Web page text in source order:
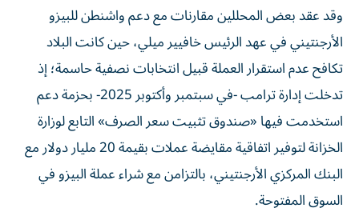
وقد عقد بعض المحللين مقارنات مع دعم واشنطن للبيزو
الأرجنتيني في عهد الرئيس خافيير ميلي، حين كانت البلاد
تكافح عدم استقرار العملة قبيل انتخابات نصفية حاسمة؛ إذ
تدخلت إدارة ترامب -في سبتمبر وأكتوبر 2025- بحزمة دعم
استخدمت فيها «صندوق تثبيت سعر الصرف» التابع لوزارة
الخزانة لتوفير اتفاقية مقايضة عملات بقيمة 20 مليار دولار مع
البنك المركزي الأرجنتيني، بالتزامن مع شراء عملة البيزو في
السوق المفتوحة.